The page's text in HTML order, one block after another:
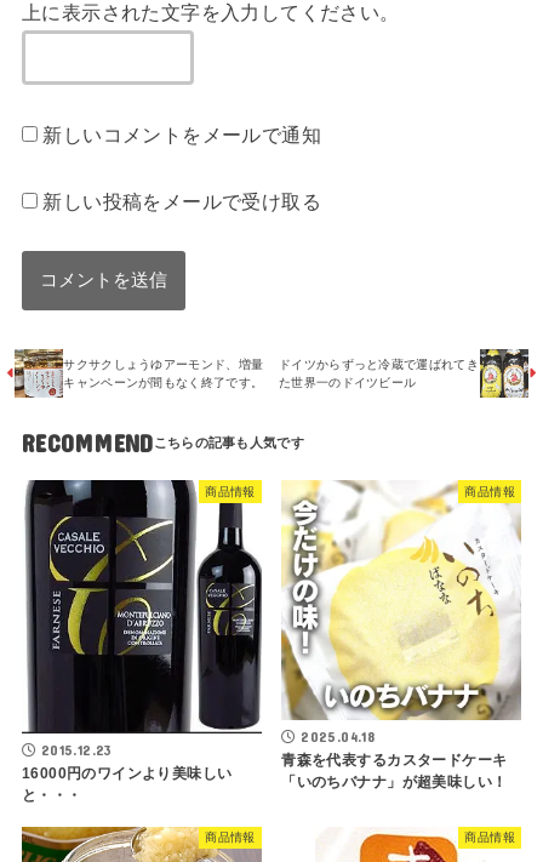
上に表示された文字を入力してください。
新しいコメントをメールで通知
新しい投稿をメールで受け取る
サクサクしょうゆアーモンド、増量
キャンペーンが間もなく終了です。
ドイツからずっと冷蔵で運ばれてき
た世界一のドイツビール
RECOMMEND
商品情報
2015.12.23
16000円のワインより美味しい
と・・・
商品情報
2025.04.18
青森を代表するカスタードケーキ
「いのちバナナ」が超美味しい！
商品情報 商品情報